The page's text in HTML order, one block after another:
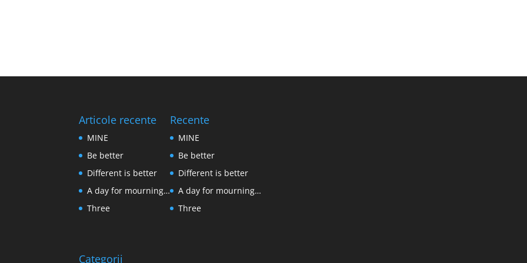
Articole recente
MINE
Be better
Different is better
A day for mourning…
Three
Recente
MINE
Be better
Different is better
A day for mourning…
Three
Categorii